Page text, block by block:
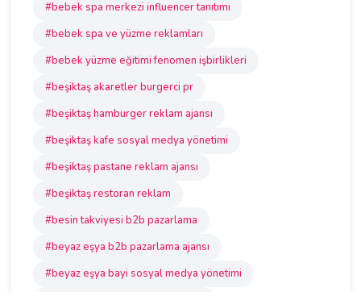
#bebek spa merkezi influencer tanıtımı
#bebek spa ve yüzme reklamları
#bebek yüzme eğitimi fenomen işbirlikleri
#beşiktaş akaretler burgerci pr
#beşiktaş hamburger reklam ajansı
#beşiktaş kafe sosyal medya yönetimi
#beşiktaş pastane reklam ajansı
#beşiktaş restoran reklam
#besin takviyesi b2b pazarlama
#beyaz eşya b2b pazarlama ajansı
#beyaz eşya bayi sosyal medya yönetimi